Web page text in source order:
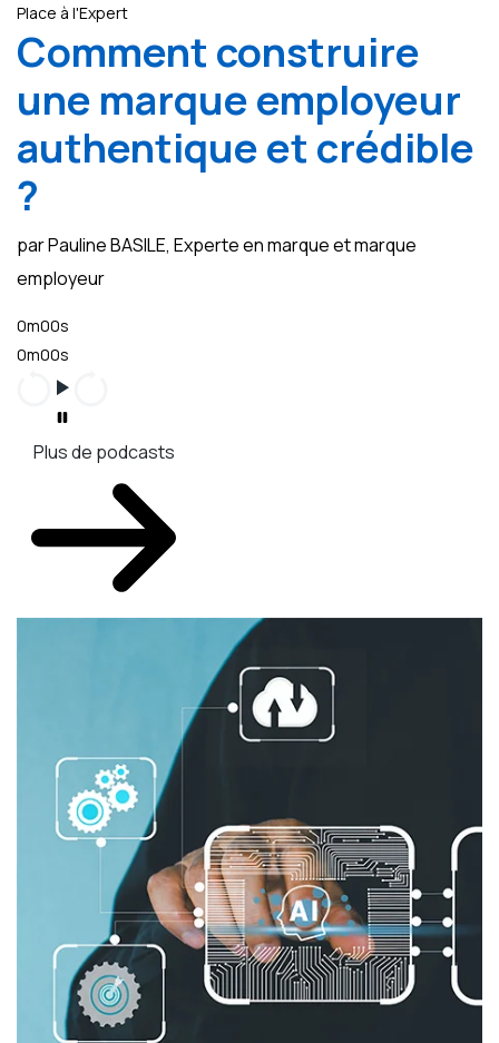
Place à l'Expert
Comment construire
une marque employeur
authentique et crédible
?
par Pauline BASILE, Experte en marque et marque
employeur
0m00s
0m00s
Plus de podcasts